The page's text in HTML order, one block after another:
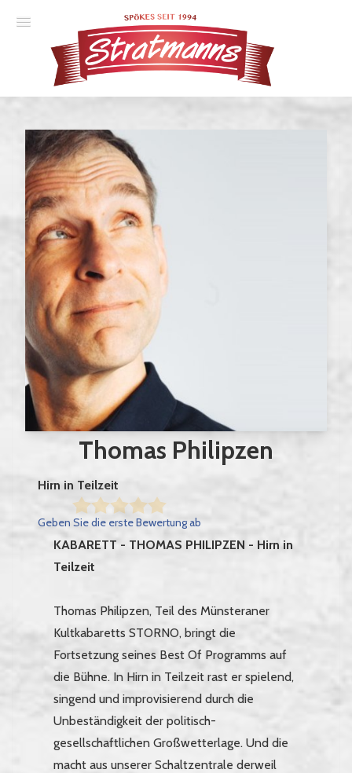
Essener Ehrendoktor
Unsere Komödien
Gastspiele
Gutscheine
Anmelden
Thomas Philipzen
Hirn in Teilzeit
Geben Sie die erste Bewertung ab
KABARETT - THOMAS PHILIPZEN - Hirn in
Teilzeit
Thomas Philipzen, Teil des Münsteraner
Kultkabaretts STORNO, bringt die
Fortsetzung seines Best Of Programms auf
die Bühne. In Hirn in Teilzeit rast er spielend,
singend und improvisierend durch die
Unbeständigkeit der politisch-
gesellschaftlichen Großwetterlage. Und die
macht aus unserer Schaltzentrale derweil